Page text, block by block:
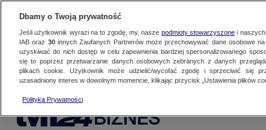
BIZNES
Dbamy o Twoją prywatność
Jeśli użytkownik wyrazi na to zgodę, my, nasze podmioty stowarzyszonei naszych
IAB oraz 30innych Zaufanych Partnerów może przechowywać dane osobowe
uzyskiwać do nich dostęp w celu zapewnienia bardziej spersonalizowanego
się to poprzez przetwarzanie danych osobowych zebranych z danych
plikach cookie. Użytkownik może udzielić/wycofać zgodę i sprzeciwić się
uzasadniony interes w dowolnym momencie, klikając przycisk „Ustawienia plików
Polityka Prywatności